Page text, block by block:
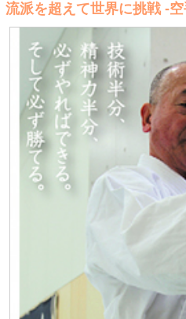
流派を超えて世界に挑戦 -空